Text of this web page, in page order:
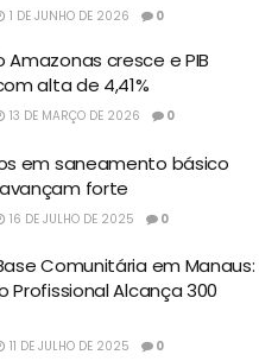
1 DE JUNHO DE 2026 0
Amazonas cresce e PIB
alta de 4,41%
13 DE MARÇO DE 2026 0
em saneamento básico
forte
16 DE JULHO DE 2025 0
Comunitária em Manaus:
Alcança 300
11 DE JULHO DE 2025 0